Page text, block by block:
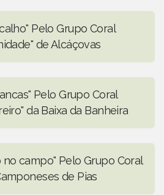
Pelo Grupo Coral
de Alcáçovas
Pelo Grupo Coral
da Baixa da Banheira
campo" Pelo Grupo Coral
de Pias